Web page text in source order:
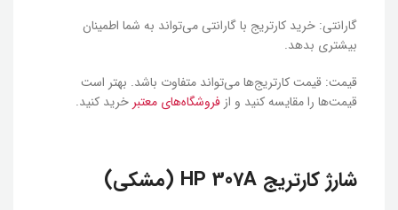
گارانتی: خرید کارتریج با گارانتی می‌تواند به شما اطمینان
بیشتری بدهد.
قیمت: قیمت کارتریج‌ها می‌تواند متفاوت باشد. بهتر است
قیمت‌ها را مقایسه کنید و از فروشگاه‌های معتبر خرید کنید.
شارژ کارتریج HP 307A (مشکی)